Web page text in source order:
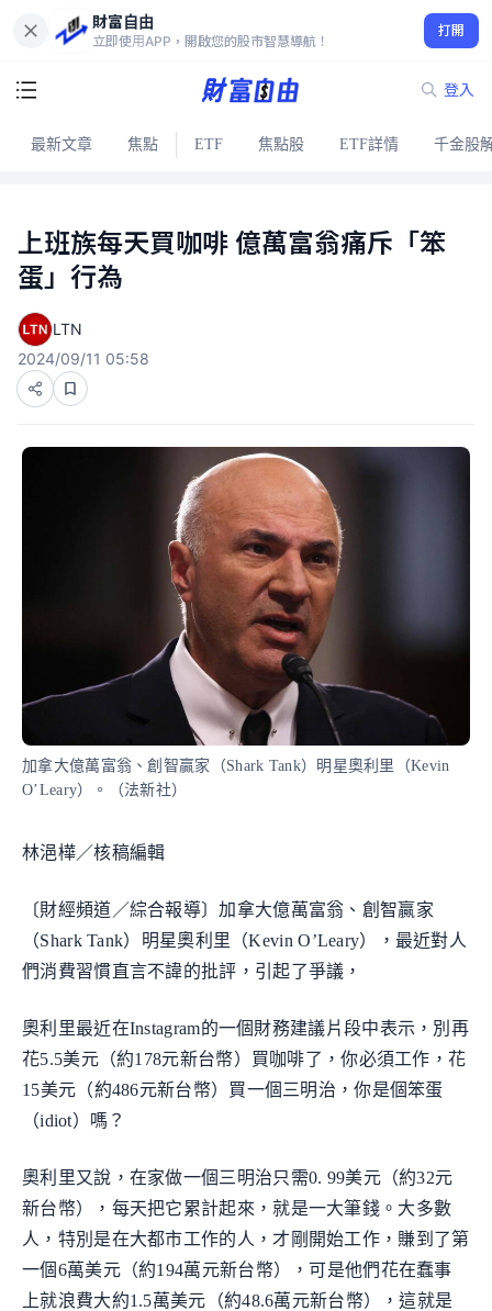
財富自由
立即使用APP，開啟您的股市智慧導航！
打開
登入
最新文章 焦點 ETF 焦點股 ETF詳情 千金股
上班族每天買咖啡 億萬富翁痛斥「笨
蛋」行為
LTN
2024/09/11 05:58
加拿大億萬富翁、創智贏家（Shark Tank）明星奧利里（Kevin
O’Leary）。（法新社）
林浥樺／核稿編輯
〔財經頻道／綜合報導〕加拿大億萬富翁、創智贏家
（Shark Tank）明星奧利里（Kevin O’Leary），最近對人
們消費習慣直言不諱的批評，引起了爭議，
奧利里最近在Instagram的一個財務建議片段中表示，別再
花5.5美元（約178元新台幣）買咖啡了，你必須工作，花
15美元（約486元新台幣）買一個三明治，你是個笨蛋
（idiot）嗎？
奧利里又說，在家做一個三明治只需0. 99美元（約32元
新台幣），每天把它累計起來，就是一大筆錢。大多數
人，特別是在大都市工作的人，才剛開始工作，賺到了第
一個6萬美元（約194萬元新台幣），可是他們花在蠢事
上就浪費大約1.5萬美元（約48.6萬元新台幣），這就是